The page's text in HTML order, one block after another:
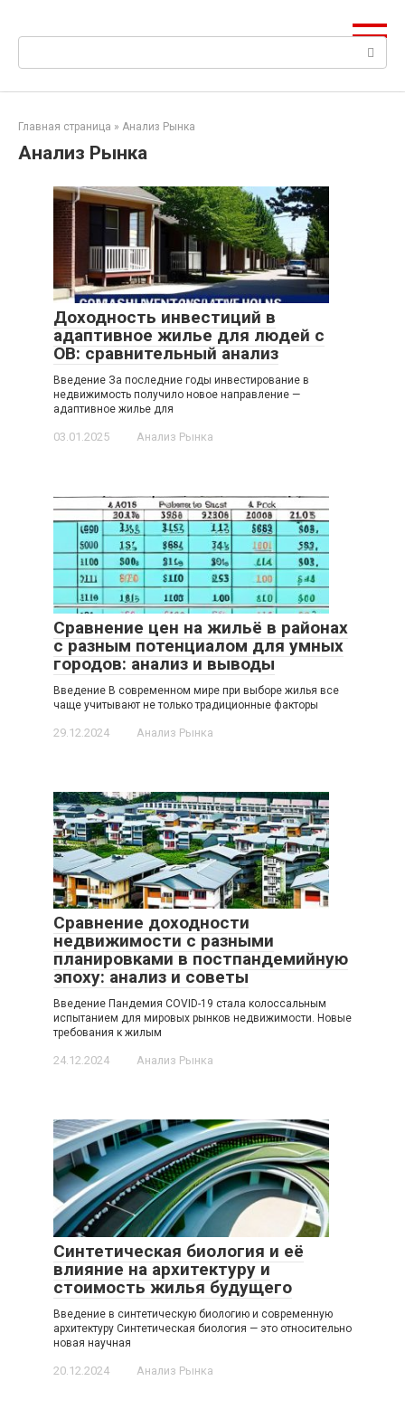
Поиск:
Главная страница » Анализ Рынка
Анализ Рынка
Доходность инвестиций в
адаптивное жилье для людей с
ОВ: сравнительный анализ
Введение За последние годы инвестирование в
недвижимость получило новое направление —
адаптивное жилье для
03.01.2025 Анализ Рынка
Сравнение цен на жильё в районах
с разным потенциалом для умных
городов: анализ и выводы
Введение В современном мире при выборе жилья все
чаще учитывают не только традиционные факторы
29.12.2024 Анализ Рынка
Сравнение доходности
недвижимости с разными
планировками в постпандемийную
эпоху: анализ и советы
Введение Пандемия COVID-19 стала колоссальным
испытанием для мировых рынков недвижимости. Новые
требования к жилым
24.12.2024 Анализ Рынка
Синтетическая биология и её
влияние на архитектуру и
стоимость жилья будущего
Введение в синтетическую биологию и современную
архитектуру Синтетическая биология — это относительно
новая научная
20.12.2024 Анализ Рынка